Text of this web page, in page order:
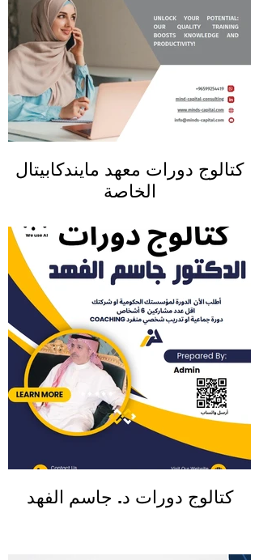
كتالوج دورات معهد مايندكابيتال
الخاصة
كتالوج دورات د. جاسم الفهد